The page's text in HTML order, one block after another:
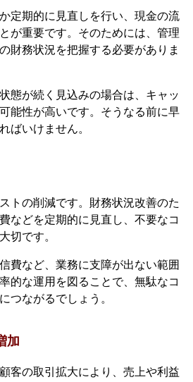
定期的に見直しを行い、現金の流
が重要です。そのためには、管理
財務状況を把握する必要がありま
態が続く見込みの場合は、キャッ
能性が高いです。そうなる前に早
ばいけません。
トの削減です。財務状況改善のた
などを定期的に見直し、不要なコ
切です。
費など、業務に支障が出ない範囲
的な運用を図ることで、無駄なコ
つながるでしょう。
加
客の取引拡大により、売上や利益